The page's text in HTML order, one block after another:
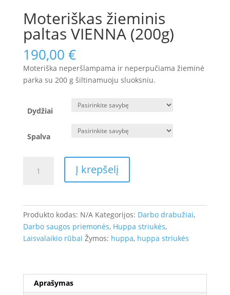
Moteriškas žieminis
paltas VIENNA (200g)
190,00 €
Moteriška neperšlampama ir neperpučiama žieminė
parka su 200 g šiltinamuoju sluoksniu.
Dydžiai
Spalva
kiekis:
paltas
VIENNA
(200g)
Į krepšelį
Produkto kodas: N/A Kategorijos: Darbo drabužiai,
Darbo saugos priemonės, Huppa striukės,
Laisvalaikio rūbai Žymos: huppa, huppa striukės
Aprašymas